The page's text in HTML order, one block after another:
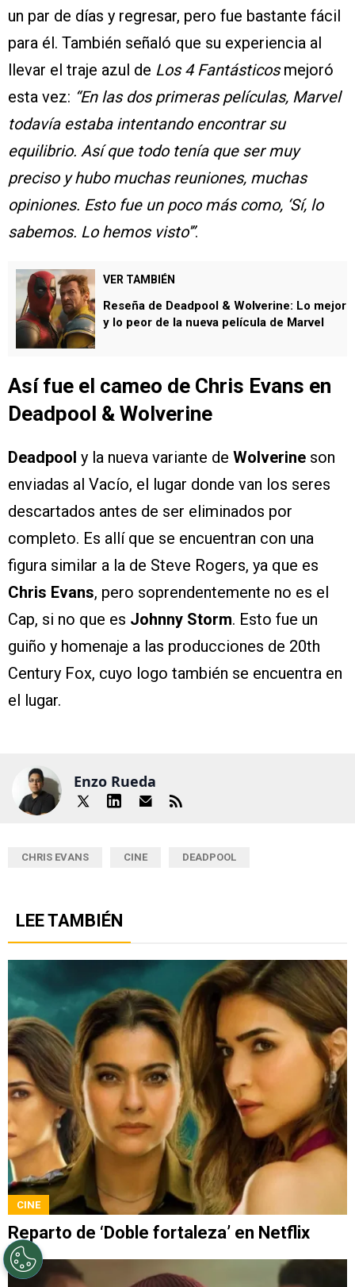
un par de días y regresar, pero fue bastante fácil
para él. También señaló que su experiencia al
llevar el traje azul de Los 4 Fantásticosmejoró
esta vez: “En las dos primeras películas, Marvel
todavía estaba intentando encontrar su
equilibrio. Así que todo tenía que ser muy
preciso y hubo muchas reuniones, muchas
opiniones. Esto fue un poco más como, ‘Sí, lo
sabemos. Lo hemos visto'”.
VER TAMBIÉN
Reseña de Deadpool & Wolverine: Lo mejor
y lo peor de la nueva película de Marvel
Así fue el cameo de Chris Evans en
Deadpool & Wolverine
Deadpool y la nueva variante de Wolverine son
enviadas al Vacío, el lugar donde van los seres
descartados antes de ser eliminados por
completo. Es allí que se encuentran con una
figura similar a la de Steve Rogers, ya que es
Chris Evans, pero soprendentemente no es el
Cap, si no que es Johnny Storm. Esto fue un
guiño y homenaje a las producciones de 20th
Century Fox, cuyo logo también se encuentra en
el lugar.
Enzo Rueda
CHRIS EVANS CINE DEADPOOL
LEE TAMBIÉN
CINE
Reparto de ‘Doble fortaleza’ en Netflix